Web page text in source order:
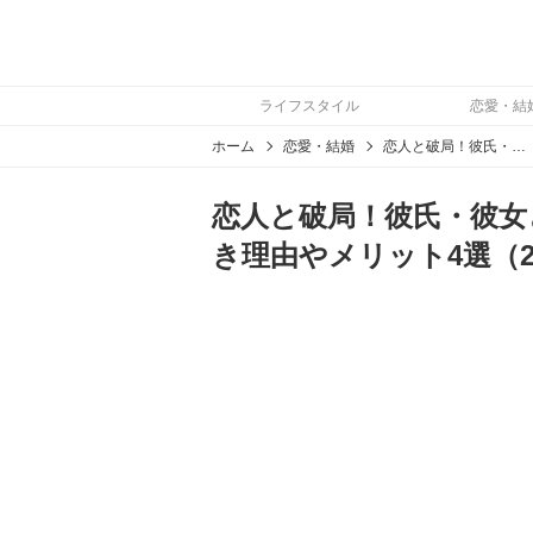
ライフスタイル 恋愛・結
ホーム 恋愛・結婚 恋人と破局！彼氏・彼女と別れたことを友達に報告するべき理由やメリット4選
恋人と破局！彼氏・彼
き理由やメリット4選（